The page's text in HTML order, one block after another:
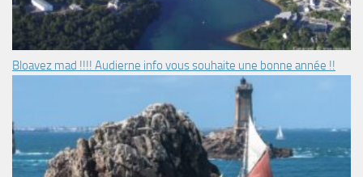
Bloavez mad !!!! Audierne info vous souhaite une bonne année !!